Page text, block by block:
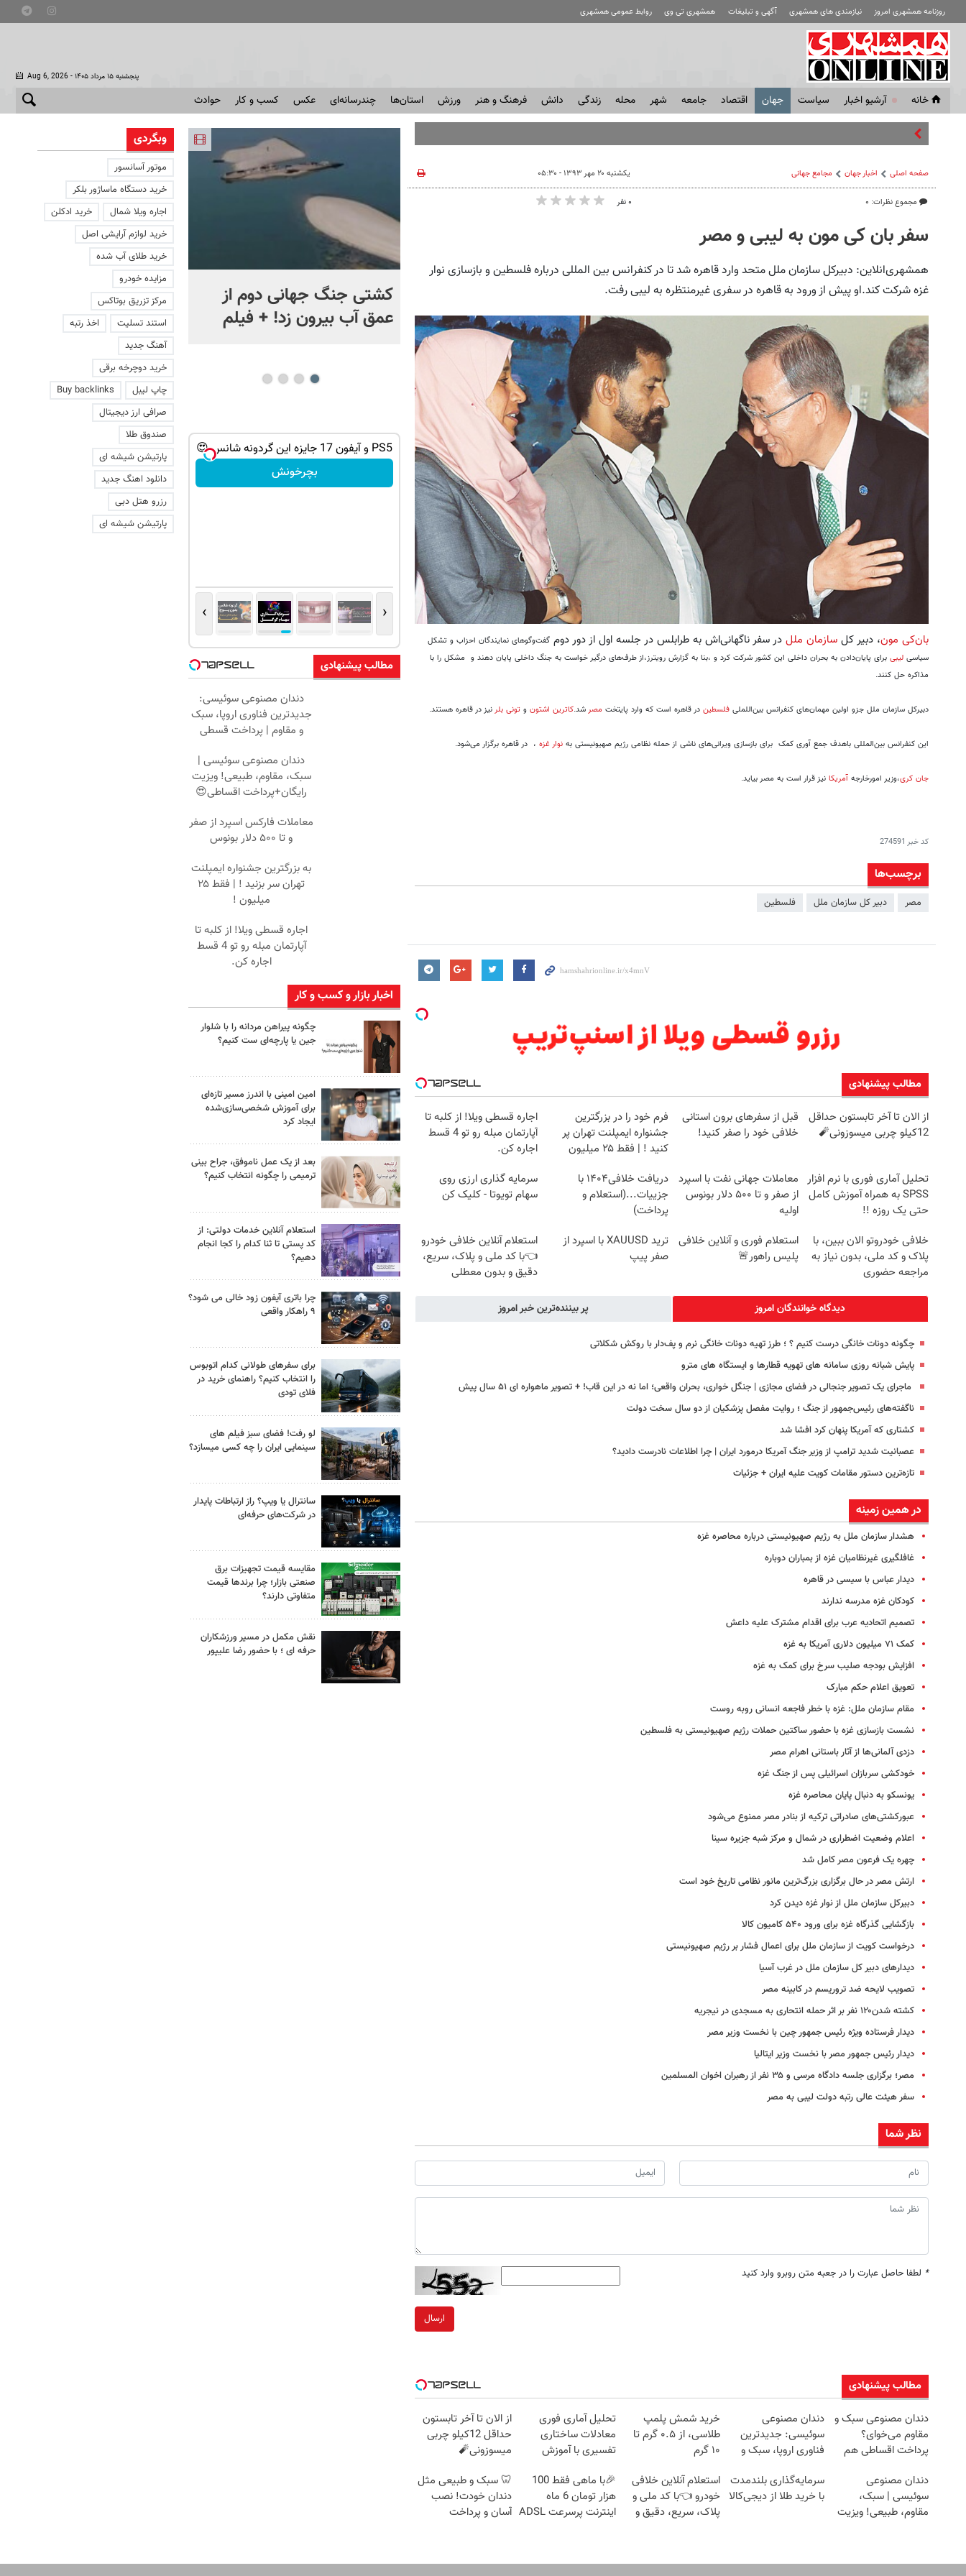
روزنامه همشهری امروز نیازمندی های همشهری آگهی و تبلیغات همشهری تی وی روابط عمومی همشهری
Aug 6, 2026 - پنجشنبه ۱۵ مرداد ۱۴۰۵
خانه آرشیو اخبار سياست جهان اقتصاد جامعه شهر محله زندگی دانش فرهنگ و هنر ورزش استان‌ها چندرسانه‌ای عکس کسب و کار حوادث
صفحه اصلی اخبار جهان مجامع‌ جهانی
مجموع نظرات: ۰
یکشنبه ۲۰ مهر ۱۳۹۳ - ۰۵:۳۰
۰ نفر
سفر بان کی مون به لیبی و مصر
همشهری‌انلاین: دبیرکل سازمان ملل متحد وارد قاهره شد تا در کنفرانس بین المللی درباره فلسطین و بازسازی نوار
غزه شرکت کند.او پیش از ورود به قاهره در سفری غیرمنتظره به لیبی رفت.
بان‌کی مون، دبیر کل سازمان ملل در سفر ناگهانی‌اش به طرابلس در جلسه اول از دور دوم گفت‌وگوهای نمایندگان احزاب و تشکل
سیاسی لیبی برای پایان‌دادن به بحران داخلی این کشور شرکت کرد و ،بنا به گزارش رویترز،از طرف‌های درگیر خواست به جنگ داخلی پایان دهند و مشکل را با
مذاکره حل کنند.
دبیرکل سازمان ملل جزو اولین مهمان‌های کنفرانس بین‌اللملی فلسطین در قاهره است که وارد پایتخت مصرشد.کاترین اشتون و تونی بلرنیز در قاهره هستند.
این کنفرانس بین‌المللی باهدف جمع آوری کمک برای بازسازی ویرانی‌های ناشی از حمله نظامی رژیم صهیونیستی به نوار غزه ، در قاهره برگزار می‌شود.
جان کری،وزیر امورخارجه آمریکا نیز قرار است به مصر بیاید.
کد خبر 274591
برچسب‌ها
مصر دبیر کل سازمان ملل فلسطین
مطالب پیشنهادی
از الان تا آخر تابستون حداقل
12کیلو چربی میسوزونی🧨
قبل از سفرهای برون استانی
خلافی خود را صفر کنید!
فرم خود را در بزرگترین
جشنواره ایمپلنت تهران پر
کنید ! | فقط ۲۵ میلیون
اجاره‌ قسطی ویلا! از کلبه تا
آپارتمان مبله رو تو 4 قسط
اجاره کن.
تحلیل آماری فوری با نرم افزار
SPSS به همراه آموزش کامل
حتی یک روزه !!
معاملات جهانی نفت با اسپرد
از صفر و تا ۵۰۰ دلار بونوس
اولیه
دریافت خلافی۱۴۰۴ با
جزییات...(استعلام و
پرداخت)
سرمایه گذاری ارزی روی
سهام تویوتا - کلیک کن
خلافی خودروتو الان ببین، با
پلاک و کد ملی، بدون نیاز به
مراجعه حضوری
استعلام فوری و آنلاین خلافی
پلیس راهور🚨
ترید XAUUSD با اسپرد از
صفر پیپ
استعلام آنلاین خلافی خودرو
👈با کد ملی و پلاک، سریع،
دقیق و بدون معطلی
دیدگاه خوانندگان امروز پر بیننده‌ترین خبر امروز
چگونه دونات خانگی درست کنیم ؟ ؛ طرز تهیه دونات خانگی نرم و پف‌دار با روکش شکلاتی
پایش شبانه روزی سامانه های تهویه قطارها و ایستگاه های مترو
ماجرای یک تصویر جنجالی در فضای مجازی | جنگل‌ خواری، بحران واقعی؛ اما نه در این قاب! + تصویر ماهواره ای ۵۱ سال پیش
ناگفته‌های رئیس‌جمهور از جنگ ؛ روایت مفصل پزشکیان از دو سال سخت دولت
کشتاری که آمریکا پنهان کرد افشا شد
عصبانیت شدید ترامپ از وزیر جنگ آمریکا درمورد ایران | چرا اطلاعات نادرست دادید؟
تازه‌ترین دستور مقامات کویت علیه ایران + جزئیات
در همین زمینه
هشدار سازمان ملل به رژیم صهیونیستی درباره محاصره غزه
غافلگیری غیرنظامیان غزه از بمباران دوباره
دیدار عباس با سیسی در قاهره
کودکان غزه مدرسه ندارند
تصمیم اتحادیه عرب برای اقدام مشترک علیه داعش
کمک ۷۱ میلیون دلاری آمریکا به غزه
افزایش بودجه صلیب سرخ برای کمک به غزه
تعویق اعلام حکم مبارک
مقام سازمان ملل: غزه با خطر فاجعه انسانی روبه روست
نشست بازسازی غزه با حضور ساکتین حملات رژیم صهیونیستی به فلسطین
دزدی آلمانی‌ها از آثار باستانی اهرام مصر
خودکشی سربازان اسرائیلی پس از جنگ غزه
یونسکو به دنبال پایان محاصره غزه
عبورکشتی‌های صادراتی ترکیه از بنادر مصر ممنوع می‌شود
اعلام وضعیت اضطراری در شمال و مرکز شبه جزیره سینا
چهره یک فرعون مصر کامل شد
ارتش مصر در حال برگزاری بزرگ‌ترین مانور نظامی تاریخ خود است
دبیرکل سازمان ملل از نوار غزه دیدن کرد
بازگشایی گذرگاه غزه برای ورود ۵۴۰ کامیون کالا
درخواست کویت از سازمان ملل برای اعمال فشار بر رژیم صهیونیستی
دیدارهای دبیر کل سازمان ملل در غرب آسیا
تصویب لایحه ضد تروریسم در کابینه مصر
کشته شدن۱۲۰ نفر بر اثر حمله انتحاری به مسجدی در نیجریه
دیدار فرستاده ویژه رئیس جمهور چین با نخست وزیر مصر
دیدار رئیس ‌جمهور مصر با نخست‌ وزیر ایتالیا
مصر؛ برگزاری جلسه دادگاه مرسی و ۳۵ نفر از رهبران اخوان المسلمین
سفر هیئت عالی رتبه دولت لیبی به مصر
نظر شما
* لطفا حاصل عبارت را در جعبه متن روبرو وارد کنید
ارسال
مطالب پیشنهادی
دندان مصنوعی سبک و
مقاوم می‌خوای؟
پرداخت اقساطی هم
دندان مصنوعی
سوئیسی: جدیدترین
فناوری اروپا، سبک و
خرید شمش پلمپ
طلاسی، از ۰.۵ گرم تا
۱۰ گرم
تحلیل آماری فوری
معادلات ساختاری
تفسیری با آموزش
از الان تا آخر تابستون
حداقل 12کیلو چربی
میسوزونی🧨
دندان مصنوعی
سوئیسی | سبک،
مقاوم، طبیعی! ویزیت
سرمایه‌گذاری بلندمدت
با خرید طلا از دیجی‌کالا
استعلام آنلاین خلافی
خودرو 👈با کد ملی و
پلاک، سریع، دقیق و
🎉با ماهی فقط 100
هزار تومان 6 ماه
اینترنت پرسرعت ADSL
🦷 سبک و طبیعی مثل
دندان خودت! نصب
آسان و پرداخت
فشار بر ترامپ
کشتی‌ جنگ جهانی دوم از
عمق آب بیرون زد! + فیلم
افشای اطلاعات برای ترور
بارون ترامپ | ماجرای قرار
عاشقانه با یک زن
کش بک در هر لات معاملاتی دریافت
ثبت نام کنید
به بزرگترین جشنواره ایمپلنت تهران سر بزنید
! | فقط ۲۵ میلیون !
رزرورایگان نوبت
میدونستی میتونی از بالا رفتن ارزش سهام
گوگل سود کسب کنی؟
ثبت نام کنید
PS5 و آیفون 17 جایزه این گردونه شانس 😍
بچرخونش
‹
›
مطالب پیشنهادی
دندان مصنوعی سوئیسی:
جدیدترین فناوری اروپا، سبک
و مقاوم | پرداخت قسطی
دندان مصنوعی سوئیسی |
سبک، مقاوم، طبیعی! ویزیت
رایگان+پرداخت اقساطی😍
معاملات فارکس اسپرد از صفر
و تا ۵۰۰ دلار بونوس
به بزرگترین جشنواره ایمپلنت
تهران سر بزنید ! | فقط ۲۵
میلیون !
اجاره‌ قسطی ویلا! از کلبه تا
آپارتمان مبله رو تو 4 قسط
اجاره کن.
اخبار بازار و کسب و کار
چگونه پیراهن مردانه را با شلوار
جین یا پارچه‌ای ست کنیم؟
امین امینی با اندرز مسیر تازه‌ای
برای آموزش شخصی‌سازی‌شده
ایجاد کرد
بعد از یک عمل ناموفق، جراح بینی
ترمیمی را چگونه انتخاب کنیم؟
استعلام آنلاین خدمات دولتی: از
کد پستی تا ثنا کدام را کجا انجام
دهیم؟
چرا باتری آیفون زود خالی می شود؟
۹ راهکار واقعی
برای سفرهای طولانی کدام اتوبوس
را انتخاب کنیم؟ راهنمای خرید در
فلای تودی
لو رفت! فضای سبز فیلم های
سینمایی ایران را چه کسی میسازد؟
سانترال یا ویپ؟ راز ارتباطات پایدار
در شرکت‌های حرفه‌ای
مقایسه قیمت تجهیزات برق
صنعتی بازار؛ چرا برندها قیمت
متفاوتی دارند؟
نقش مکمل در مسیر ورزشکاران
حرفه ای ؛ با حضور رضا علیپور
وبگردی
موتور آسانسور
خرید دستگاه ماساژور بلکر
اجاره ویلا شمال
خرید ادکلن
خرید لوازم آرایشی اصل
خرید طلای آب شده
مزایده خودرو
مرکز تزریق بوتاکس
استند تسلیت
اخذ رتبه
آهنگ جدید
خرید دوچرخه برقی
چاپ لیبل
Buy backlinks
صرافی ارز دیجیتال
صندوق طلا
پارتیشن شیشه ای
دانلود اهنگ جدید
رزرو هتل دبی
پارتیشن شیشه ای